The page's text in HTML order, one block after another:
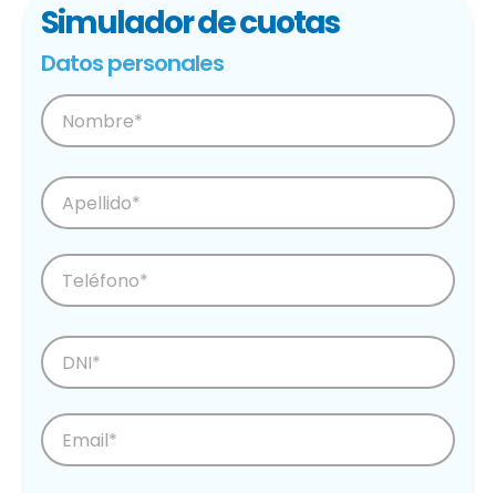
Simulador de cuotas
Datos personales